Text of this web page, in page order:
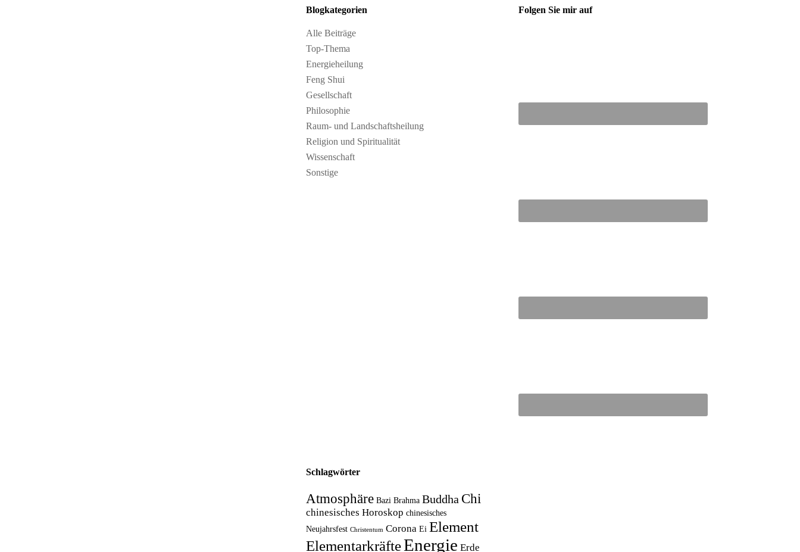
Blogkategorien
Alle Beiträge
Top-Thema
Energieheilung
Feng Shui
Gesellschaft
Philosophie
Raum- und Landschaftsheilung
Religion und Spiritualität
Wissenschaft
Sonstige
Folgen Sie mir auf
Schlagwörter
Atmosphäre Bazi Brahma Buddha Chi
chinesisches Horoskop chinesisches
Neujahrsfest Christentum Corona Ei Element
ElementarkräfteEnergie Erde